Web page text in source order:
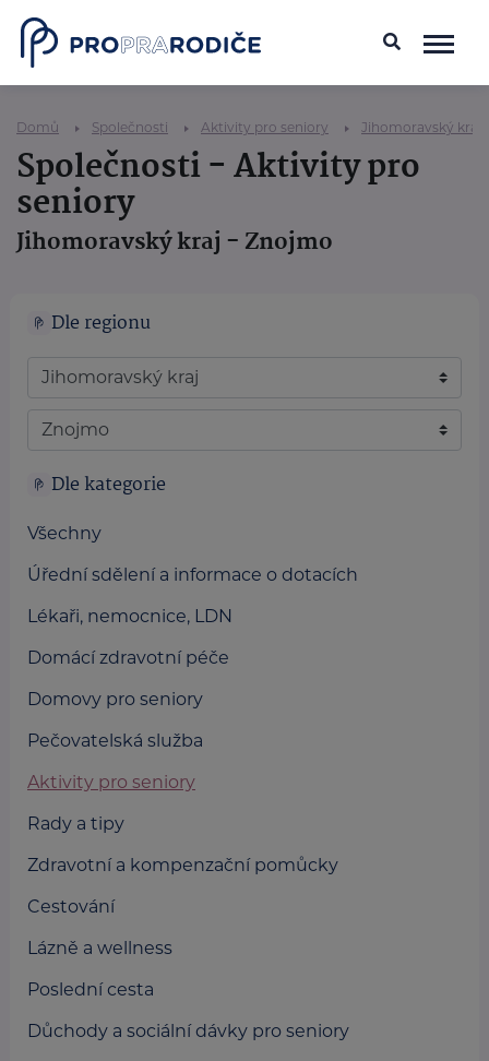
Domů Společnosti Aktivity pro seniory Jihomoravský kraj
Společnosti - Aktivity pro
seniory
Jihomoravský kraj - Znojmo
Dle regionu
Dle kategorie
Všechny
Úřední sdělení a informace o dotacích
Lékaři, nemocnice, LDN
Domácí zdravotní péče
Domovy pro seniory
Pečovatelská služba
Aktivity pro seniory
Rady a tipy
Zdravotní a kompenzační pomůcky
Cestování
Lázně a wellness
Poslední cesta
Důchody a sociální dávky pro seniory